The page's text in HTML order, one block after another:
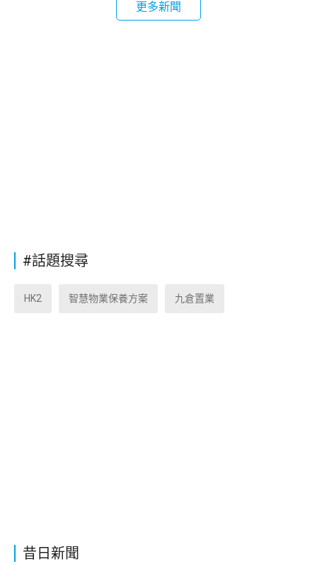
昔日新聞
更多新聞
#話題搜尋
HK2 智慧物業保養方案 九倉置業